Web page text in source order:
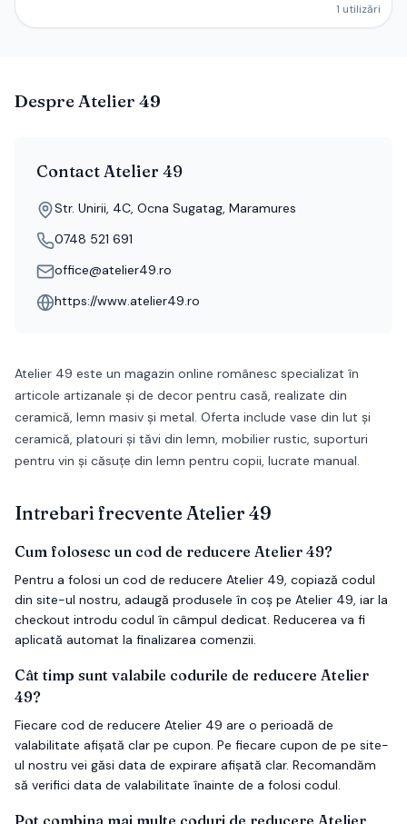
1 utilizări
Despre Atelier 49
ContactAtelier 49
Str. Unirii, 4C, Ocna Sugatag, Maramures
0748 521 691
office@atelier49.ro
https://www.atelier49.ro
Atelier 49 este un magazin online românesc specializat în
articole artizanale și de decor pentru casă, realizate din
ceramică, lemn masiv și metal. Oferta include vase din lut și
ceramică, platouri și tăvi din lemn, mobilier rustic, suporturi
pentru vin și căsuțe din lemn pentru copii, lucrate manual.
Intrebari frecvente Atelier 49
Cum folosesc un cod de reducere Atelier 49?
Pentru a folosi un cod de reducere Atelier 49, copiază codul
din site-ul nostru, adaugă produsele în coș pe Atelier 49, iar la
checkout introdu codul în câmpul dedicat. Reducerea va fi
aplicată automat la finalizarea comenzii.
Cât timp sunt valabile codurile de reducere Atelier
49?
Fiecare cod de reducere Atelier 49 are o perioadă de
valabilitate afișată clar pe cupon. Pe fiecare cupon de pe site-
ul nostru vei găsi data de expirare afișată clar. Recomandăm
să verifici data de valabilitate înainte de a folosi codul.
Pot combina mai multe coduri de reducere Atelier